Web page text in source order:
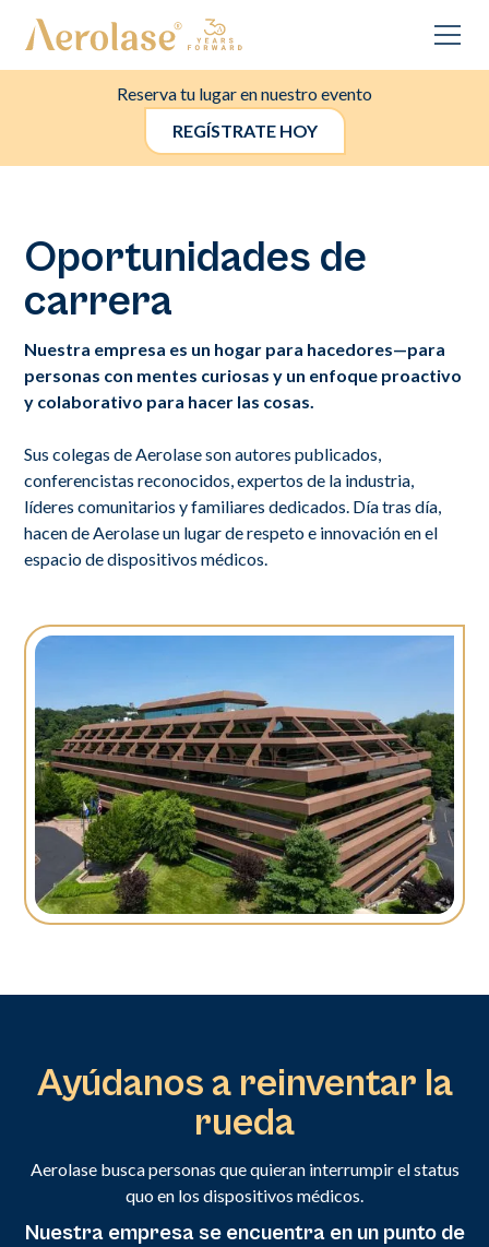
Reserva tu lugar en nuestro evento
REGÍSTRATE HOY
Oportunidades de
carrera
Nuestra empresa es un hogar para hacedores—para
personas con mentes curiosas y un enfoque proactivo
y colaborativo para hacer las cosas.
Sus colegas de Aerolase son autores publicados,
conferencistas reconocidos, expertos de la industria,
líderes comunitarios y familiares dedicados. Día tras día,
hacen de Aerolase un lugar de respeto e innovación en el
espacio de dispositivos médicos.
Ayúdanos a reinventar la
rueda
Aerolase busca personas que quieran interrumpir el status
quo en los dispositivos médicos.
Nuestra empresa se encuentra en un punto de